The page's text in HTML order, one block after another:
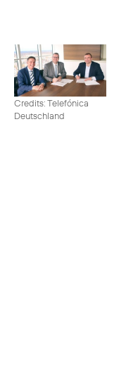
Credits: Telefónica
Deutschland